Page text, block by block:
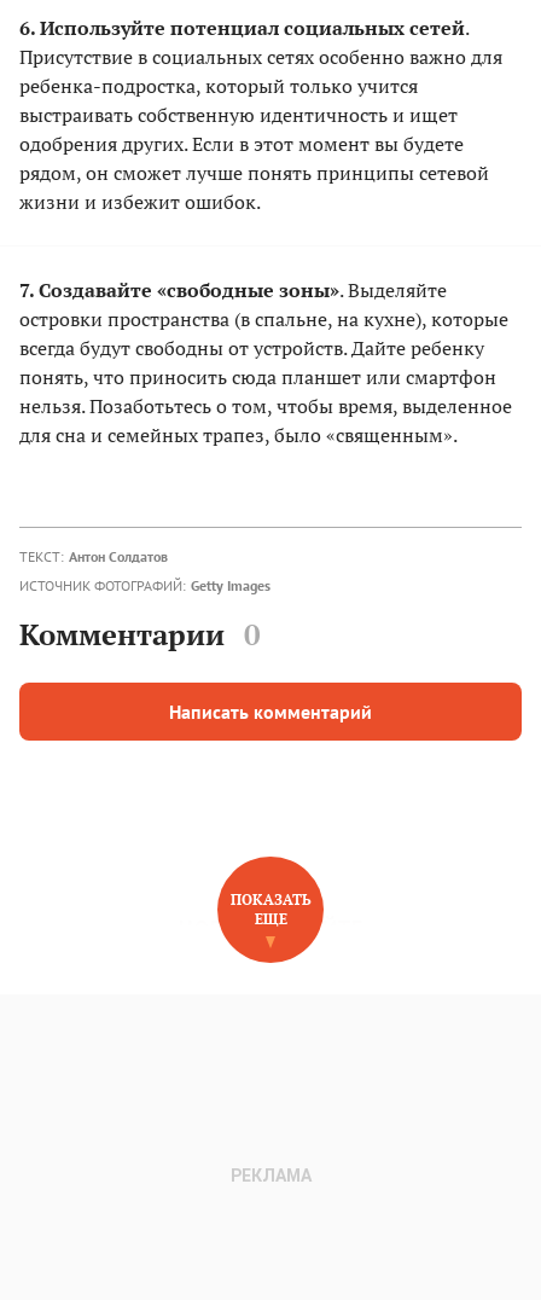
6. Используйте потенциал социальных сетей.
Присутствие в социальных сетях особенно важно для
ребенка-подростка, который только учится
выстраивать собственную идентичность и ищет
одобрения других. Если в этот момент вы будете
рядом, он сможет лучше понять принципы сетевой
жизни и избежит ошибок.
7. Создавайте «свободные зоны». Выделяйте
островки пространства (в спальне, на кухне), которые
всегда будут свободны от устройств. Дайте ребенку
понять, что приносить сюда планшет или смартфон
нельзя. Позаботьтесь о том, чтобы время, выделенное
для сна и семейных трапез, было «священным».
ТЕКСТ: Антон Солдатов
ИСТОЧНИК ФОТОГРАФИЙ: Getty Images
Комментарии 0
Написать комментарий
НОВОЕ НА САЙТЕ
ПОКАЗАТЬ
ЕЩЕ